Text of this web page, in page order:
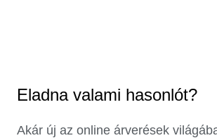
Eladna valami hasonlót?
Akár új az online árverések